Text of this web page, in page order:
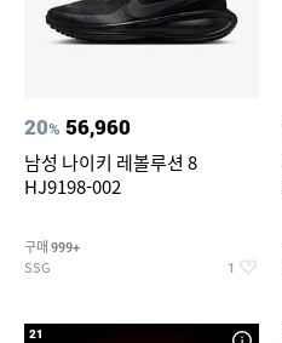
20% 56,960
남성 나이키 레볼루션 8
HJ9198-002
구매 999+
SSG 1
21